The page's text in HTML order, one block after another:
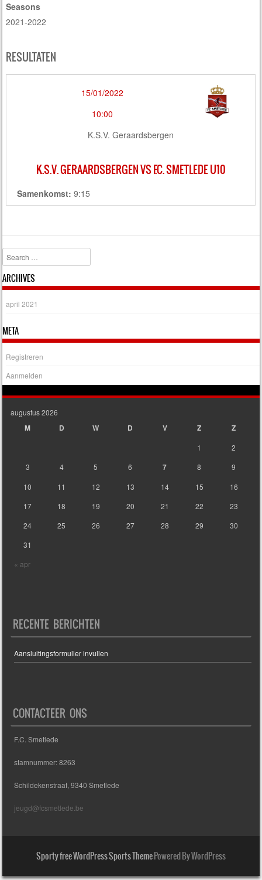
Seasons
2021-2022
RESULTATEN
15/01/2022
10:00
K.S.V. Geraardsbergen
K.S.V. GERAARDSBERGEN VS F.C. SMETLEDE U10
Samenkomst: 9:15
Search
ARCHIVES
april 2021
META
Registreren
Aanmelden
augustus 2026
M D W D V Z Z
« apr
1
2
3
4 5 6 7 8
9
10
11 12 13 14 15
16
17
18 19 20 21 22
23
24
25 26 27 28 29
30
31
RECENTE BERICHTEN
Aansluitingsformulier invullen
CONTACTEER ONS
F.C. Smetlede
stamnummer: 8263
Schildekenstraat, 9340 Smetlede
jeugd@fcsmetlede.be
Sporty free WordPress Sports ThemePowered By WordPress